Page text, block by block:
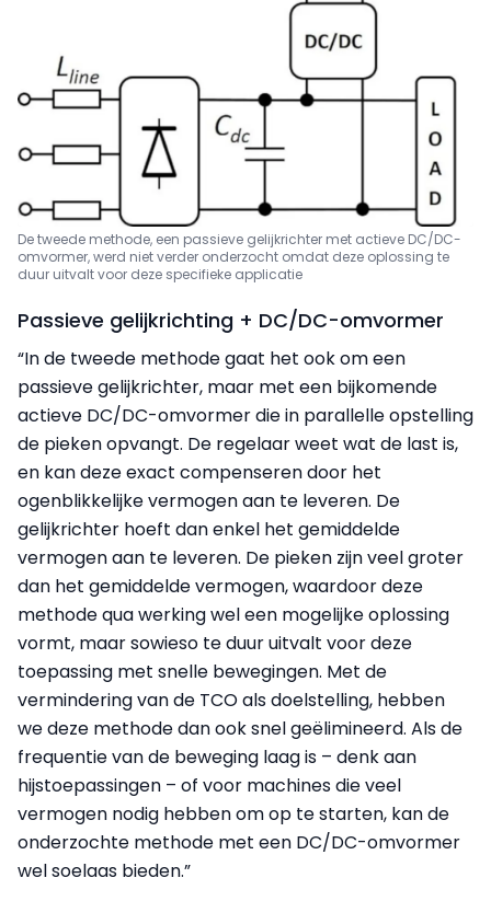
De tweede methode, een passieve gelijkrichter met actieve DC/DC-
omvormer, werd niet verder onderzocht omdat deze oplossing te
duur uitvalt voor deze specifieke applicatie
Passieve gelijkrichting + DC/DC-omvormer
“In de tweede methode gaat het ook om een
passieve gelijkrichter, maar met een bijkomende
actieve DC/DC-omvormer die in parallelle opstelling
de pieken opvangt. De regelaar weet wat de last is,
en kan deze exact compenseren door het
ogenblikkelijke ver­mogen aan te leveren. De
gelijkrichter hoeft dan enkel het gemiddelde
vermogen aan te leveren. De pieken zijn veel groter
dan het gemiddelde vermogen, waardoor deze
methode qua werking wel een mogelijke oplossing
vormt, maar sowieso te duur uitvalt voor deze
toepassing met snelle bewegingen. Met de
vermindering van de TCO als doelstelling, hebben
we deze methode dan ook snel geëlimineerd. Als de
frequentie van de beweging laag is – denk aan
hijstoepassingen – of voor machines die veel
vermogen nodig hebben om op te starten, kan de
onderzochte methode met een DC/DC-omvormer
wel soelaas bieden.”